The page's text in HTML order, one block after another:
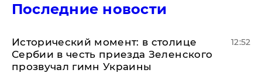
Последние новости
Исторический момент: в столице
Сербии в честь приезда Зеленского
прозвучал гимн Украины
12:52